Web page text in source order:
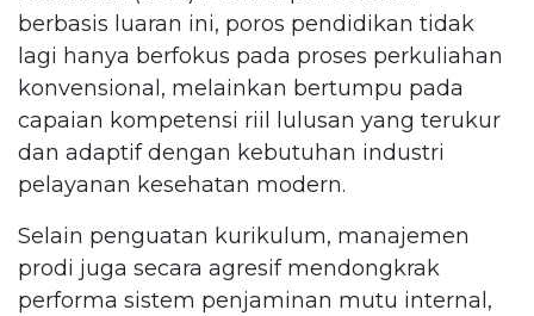
berbasis luaran ini, poros pendidikan tidak
lagi hanya berfokus pada proses perkuliahan
konvensional, melainkan bertumpu pada
capaian kompetensi riil lulusan yang terukur
dan adaptif dengan kebutuhan industri
pelayanan kesehatan modern.
Selain penguatan kurikulum, manajemen
prodi juga secara agresif mendongkrak
performa sistem penjaminan mutu internal,